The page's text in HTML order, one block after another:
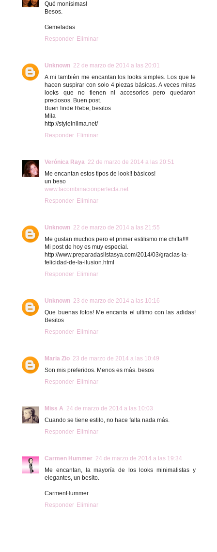
Qué monísimas!
Besos.
Gemeladas
Responder Eliminar
Unknown 22 de marzo de 2014 a las 20:01
A mi también me encantan los looks simples. Los que te
hacen suspirar con solo 4 piezas básicas. A veces miras
looks que no tienen ni accesorios pero quedaron
preciosos. Buen post.
Buen finde Rebe, besitos
Mila
http://styleinlima.net/
Responder Eliminar
Verónica Raya 22 de marzo de 2014 a las 20:51
Me encantan estos tipos de look!! básicos!
un beso
www.lacombinacionperfecta.net
Responder Eliminar
Unknown 22 de marzo de 2014 a las 21:55
Me gustan muchos pero el primer estilismo me chifla!!!!
Mi post de hoy es muy especial.
http://www.preparadaslistasya.com/2014/03/gracias-la-
felicidad-de-la-ilusion.html
Responder Eliminar
Unknown 23 de marzo de 2014 a las 10:16
Que buenas fotos! Me encanta el ultimo con las adidas!
Besitos
Responder Eliminar
Maria Zio 23 de marzo de 2014 a las 10:49
Son mis preferidos. Menos es más. besos
Responder Eliminar
Miss A 24 de marzo de 2014 a las 10:03
Cuando se tiene estilo, no hace falta nada más.
Responder Eliminar
Carmen Hummer 24 de marzo de 2014 a las 19:34
Me encantan, la mayoría de los looks minimalistas y
elegantes, un besito.
CarmenHummer
Responder Eliminar